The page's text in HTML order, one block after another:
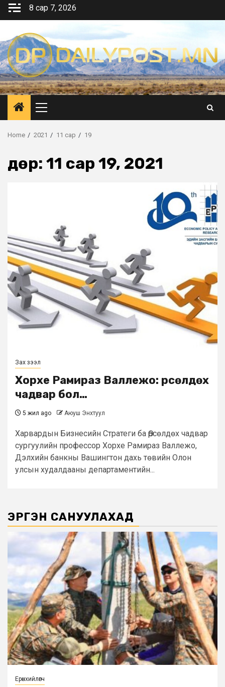
Skip
8 сар 7, 2026
Primary
Menu
Home 2021 11 сар 19
Өдөр: 11 сар 19, 2021
Зах зээл
Хорхе Рамираз Валлежо: Өрсөлдөх
чадвар бол…
5 жил ago Аюуш Энхтуул
Харвардын Бизнесийн Стратеги ба Өрсөлдөх чадвар
сургуулийн профессор Хорхе Рамираз Валлежо,
Дэлхийн банкны Вашингтон дахь төвийн Олон
улсын худалдааны департаментийн...
ЭРГЭН САНУУЛАХАД
Ерөнхийлөгч